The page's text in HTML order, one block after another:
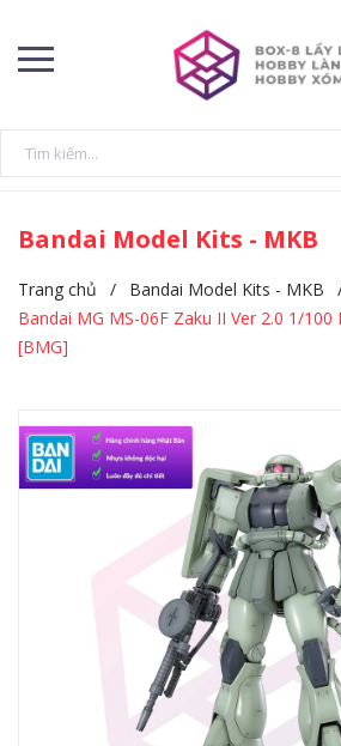
Bandai Model Kits - MKB
Trang chủ / Bandai Model Kits - MKB
Bandai MG MS-06F Zaku II Ver 2.0 1/100
[BMG]